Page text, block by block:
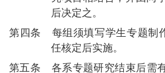
后决定之。
第四条 每组须填写学生专题制
任核定后实施。
第五条 各系专题研究结束后需